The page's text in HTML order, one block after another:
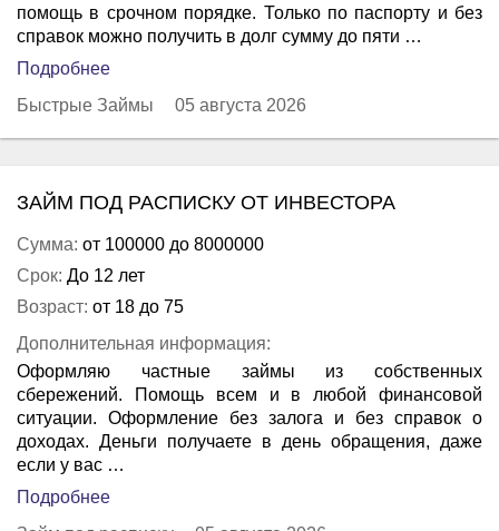
помощь в срочном порядке. Только по паспорту и без
справок можно получить в долг сумму до пяти …
Подробнее
Быстрые Займы
05 августа 2026
ЗАЙМ ПОД РАСПИСКУ ОТ ИНВЕСТОРА
Сумма: от 100000 до 8000000
Срок: До 12 лет
Возраст: от 18 до 75
Дополнительная информация:
Оформляю частные займы из собственных
сбережений. Помощь всем и в любой финансовой
ситуации. Оформление без залога и без справок о
доходах. Деньги получаете в день обращения, даже
если у вас …
Подробнее